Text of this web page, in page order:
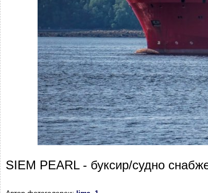
SIEM PEARL - буксир/судно